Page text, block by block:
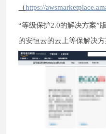
（https://
“等级保护2.0的解决方案”
的安恒云的云上等保解决方